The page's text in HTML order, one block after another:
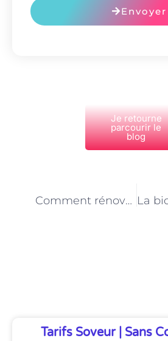
Envoyer
Je retourne
parcourir le
blog
Comment rénover votre cuisine sans vous ruiner ?
Tarifs Soveur | Sans